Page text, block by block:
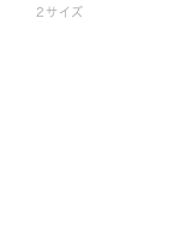
2サイズ